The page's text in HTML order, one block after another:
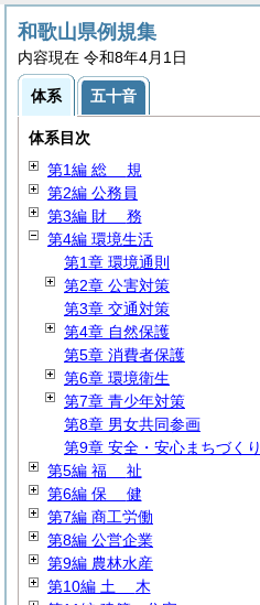
和歌山県例規集
内容現在 令和8年4月1日
体系 五十音
体系目次
第1編 総 規
第2編 公務員
第3編 財 務
第4編 環境生活
第1章 環境通則
第2章 公害対策
第3章 交通対策
第4章 自然保護
第5章 消費者保護
第6章 環境衛生
第7章 青少年対策
第8章 男女共同参画
第9章 安全・安心まちづくり
第5編 福 祉
第6編 保 健
第7編 商工労働
第8編 公営企業
第9編 農林水産
第10編 土 木